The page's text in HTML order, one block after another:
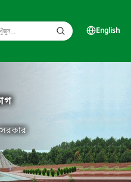
English
সরকার